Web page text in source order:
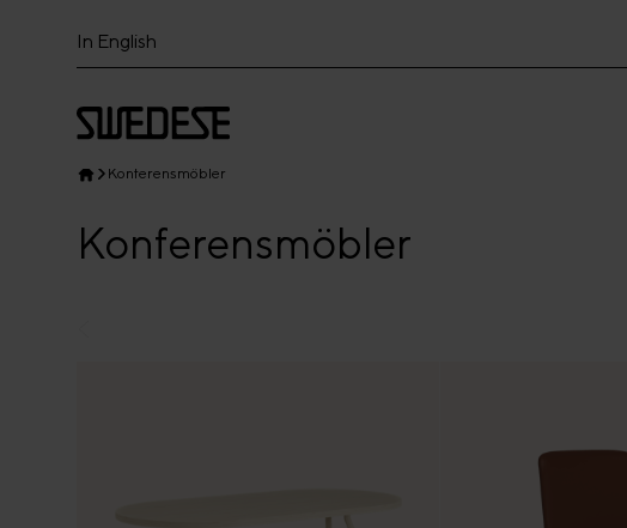
In English
Konferensmöbler
Konferensmöbler